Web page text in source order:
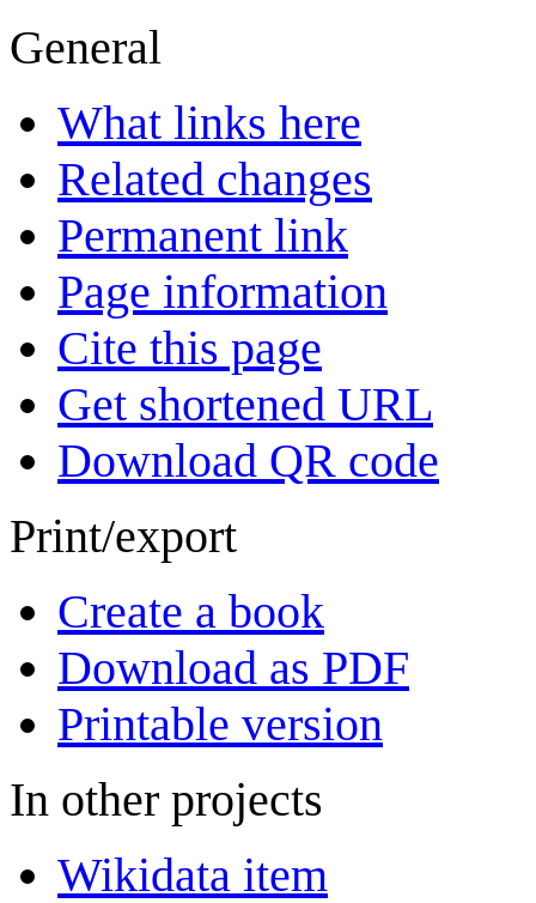
General
What links here
Related changes
Permanent link
Page information
Cite this page
Get shortened URL
Download QR code
Print/export
Create a book
Download as PDF
Printable version
In other projects
Wikidata item